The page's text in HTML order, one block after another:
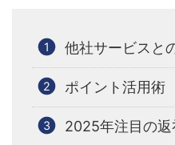
他社サービスと
ポイント活用術
2025年注目の返